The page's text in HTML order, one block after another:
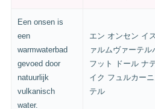
Een onsen is
een
warmwaterbad
gevoed door
natuurlijk
vulkanisch
water.
エン オンセン イ
ァルムヴァーテル
フット ドール ナ
イク フュルカー
テル